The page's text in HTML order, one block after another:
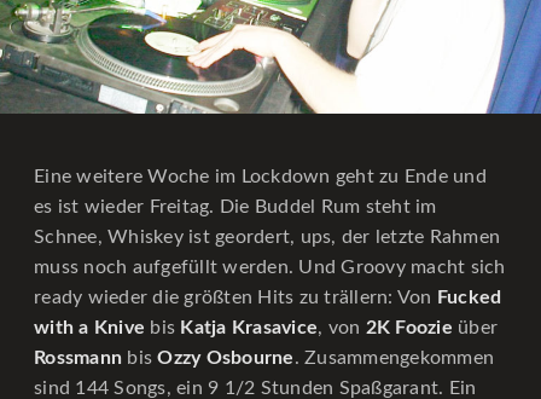
Eine weitere Woche im Lockdown geht zu Ende und
es ist wieder Freitag. Die Buddel Rum steht im
Schnee, Whiskey ist geordert, ups, der letzte Rahmen
muss noch aufgefüllt werden. Und Groovy macht sich
ready wieder die größten Hits zu trällern: Von Fucked
with a Knive bis Katja Krasavice, von 2K Foozie über
Rossmann bisOzzy Osbourne. Zusammengekommen
sind 144 Songs, ein 9 1/2 Stunden Spaßgarant. Ein